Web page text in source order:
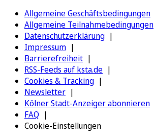
Allgemeine Geschäftsbedingungen
Allgemeine Teilnahmebedingungen
Datenschutzerklärung
Impressum
Barrierefreiheit
RSS-Feeds auf ksta.de
Cookies & Tracking
Newsletter
Kölner Stadt-Anzeiger abonnieren
FAQ
Cookie-Einstellungen